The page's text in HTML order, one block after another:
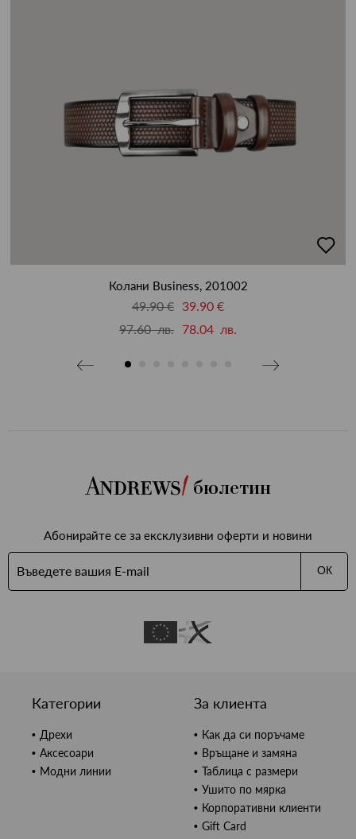
в
Колани Business, 201002
49.90 € 39.90 €
97.60 лв. 78.04 лв.
бюлетин
Абонирайте се за ексклузивни оферти и новини
ОК
Категории
Дрехи
Аксесоари
Модни линии
За клиента
Как да си поръчаме
Връщане и замяна
Таблица с размери
Ушито по мярка
Корпоративни клиенти
Gift Card